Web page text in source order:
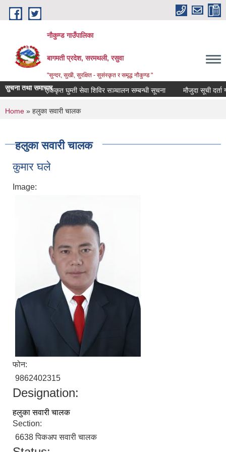
Skip to main content
नौकुण्ड गाउँपालिका
बागमती प्रदेश, सरमथली, रसुवा
"सुन्दर, सुखी, सुरक्षित - सुसंस्कृत र समृद्ध नौकुण्ड "
सुचना तथा समाचारएकिकृत घुम्ती सेवा शिविर सञ्‍चालन सम्बन्धी सूचना मौजुदा सूची दर्ता
You are here
Home » हलुका सवारी चालक
हलुका सवारी चालक
कुमार घले
Image:
फोन:
9862402315
Designation:
हलुका सवारी चालक
Section:
6638 पिकअप सवारी चालक